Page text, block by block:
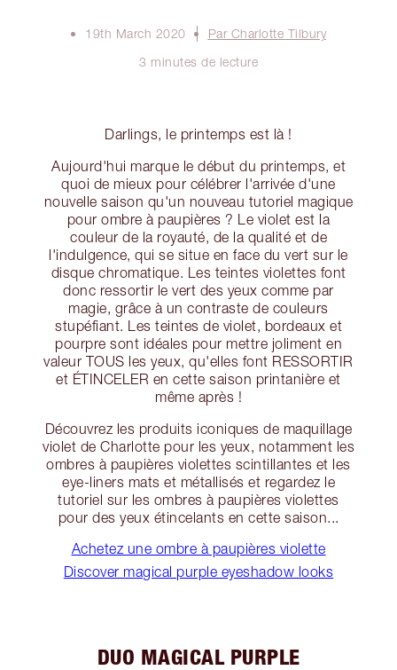
19th March 2020
Par Charlotte Tilbury
3 minutes de lecture
Darlings, le printemps est là !
Aujourd'hui marque le début du printemps, et
quoi de mieux pour célébrer l'arrivée d'une
nouvelle saison qu'un nouveau tutoriel magique
pour ombre à paupières ? Le violet est la
couleur de la royauté, de la qualité et de
l'indulgence, qui se situe en face du vert sur le
disque chromatique. Les teintes violettes font
donc ressortir le vert des yeux comme par
magie, grâce à un contraste de couleurs
stupéfiant. Les teintes de violet, bordeaux et
pourpre sont idéales pour mettre joliment en
valeur TOUS les yeux, qu'elles font RESSORTIR
et ÉTINCELER en cette saison printanière et
même après !
Découvrez les produits iconiques de maquillage
violet de Charlotte pour les yeux, notamment les
ombres à paupières violettes scintillantes et les
eye-liners mats et métallisés et regardez le
tutoriel sur les ombres à paupières violettes
pour des yeux étincelants en cette saison...
Achetez une ombre à paupières violette
Discover magical purple eyeshadow looks
DUO MAGICAL PURPLE